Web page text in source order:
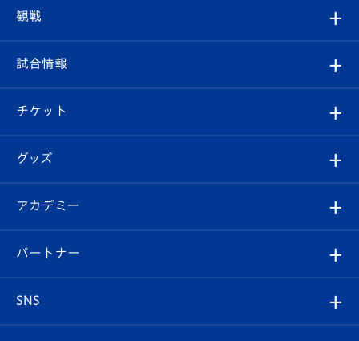
クラブ
試合情報
チケット
イベント
メディア
ホームタウン
クラブ概要
エンブレム紹介
スタッフプロフィール
マスコット紹介
観戦
観戦ルール
はじめての観戦ガイド
Revive Team
ヴィヴィくんの長崎おもてなしガイド
試合情報
試合日程/結果
フォトギャラリー
スタジアムグルメ
チケット
チケット
V-LOVERS（ファンクラブ）
プレイヤーズスイート
グッズ
オンラインショップ
店舗情報
アカデミー
育成からのお知らせ
U-18
パートナー
SNS